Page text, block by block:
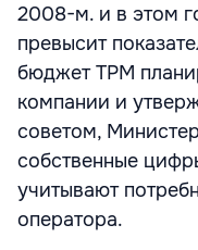
2008-м. и в этом
превысит
бюджет ТРМ
компании и
советом,
собственные
учитывают
оператора.